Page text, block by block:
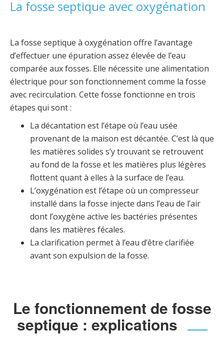
La fosse septique avec oxygénation
La fosse septique à oxygénation offre l’avantage
d’effectuer une épuration assez élevée de l’eau
comparée aux fosses. Elle nécessite une alimentation
électrique pour son fonctionnement comme la fosse
avec recirculation. Cette fosse fonctionne en trois
étapes qui sont :
La décantation est l’étape où l’eau usée
provenant de la maison est décantée. C’est là que
les matières solides s’y trouvant se retrouvent
au fond de la fosse et les matières plus légères
flottent quant à elles à la surface de l’eau.
L’oxygénation est l’étape où un compresseur
installé dans la fosse injecte dans l’eau de l’air
dont l’oxygène active les bactéries présentes
dans les matières fécales.
La clarification permet à l’eau d’être clarifiée
avant son expulsion de la fosse.
Le fonctionnement de fosse
septique : explications